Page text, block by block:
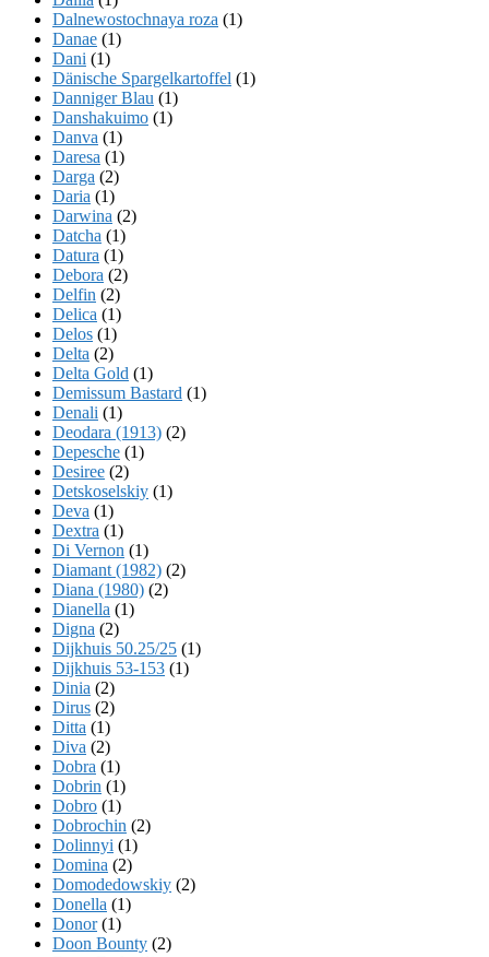
Dalnewostochnaya roza (1)
Danae (1)
Dani (1)
Dänische Spargelkartoffel (1)
Danniger Blau (1)
Danshakuimo (1)
Danva (1)
Daresa (1)
Darga (2)
Daria (1)
Darwina (2)
Datcha (1)
Datura (1)
Debora (2)
Delfin (2)
Delica (1)
Delos (1)
Delta (2)
Delta Gold (1)
Demissum Bastard (1)
Denali (1)
Deodara (1913) (2)
Depesche (1)
Desiree (2)
Detskoselskiy (1)
Deva (1)
Dextra (1)
Di Vernon (1)
Diamant (1982) (2)
Diana (1980) (2)
Dianella (1)
Digna (2)
Dijkhuis 50.25/25 (1)
Dijkhuis 53-153 (1)
Dinia (2)
Dirus (2)
Ditta (1)
Diva (2)
Dobra (1)
Dobrin (1)
Dobro (1)
Dobrochin (2)
Dolinnyi (1)
Domina (2)
Domodedowskiy (2)
Donella (1)
Donor(1)
Doon Bounty (2)